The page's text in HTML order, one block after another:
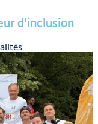
d'inclusion